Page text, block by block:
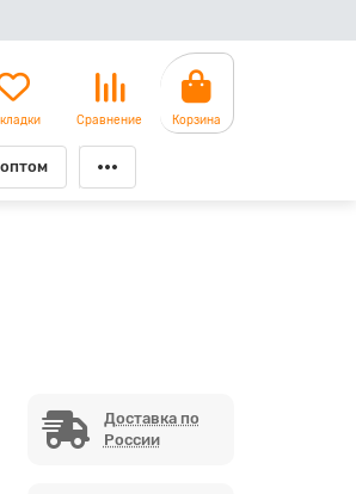
Сравнение Корзина
Доставка по
России